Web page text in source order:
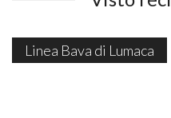
Linea Bava di Lumaca